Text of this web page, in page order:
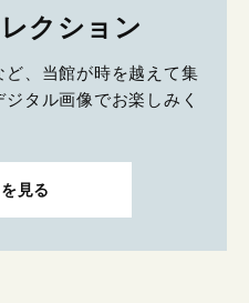
クション
、当館が時を越えて集
タル画像でお楽しみく
見る